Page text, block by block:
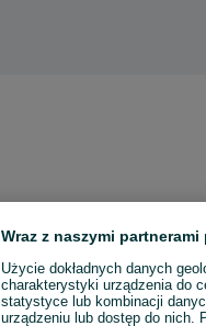
Wraz z naszymi
Użycie dokładnych danych
charakterystyki urządzenia do
statystyce lub kombinacji
urządzeniu lub dostęp do nich.